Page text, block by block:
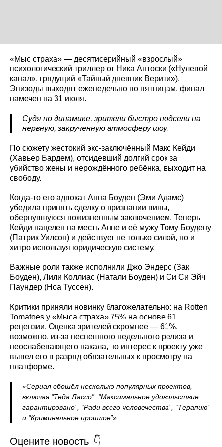
«Мыс страха» — десятисерийный «взрослый»
психологический триллер от Ника Антоски («Нулевой
канал», грядущий «Тайный дневник Верити»).
Эпизоды выходят еженедельно по пятницам, финал
намечен на 31 июля.
Судя по динамике, зрители быстро подсели на
нервную, закрученную атмосферу шоу.
По сюжету жестокий экс-заключённый Макс Кейди
(Хавьер Бардем), отсидевший долгий срок за
убийство жены и нерождённого ребёнка, выходит на
свободу.
Когда-то его адвокат Анна Боуден (Эми Адамс)
убедила принять сделку о признании вины,
обернувшуюся пожизненным заключением. Теперь
Кейди нацелен на месть Анне и её мужу Тому Боудену
(Патрик Уилсон) и действует не только силой, но и
хитро используя юридическую систему.
Важные роли также исполнили Джо Эндерс (Зак
Боуден), Лили Коллиас (Натали Боуден) и Си Си Эйч
Паундер (Ноа Туссен).
Критики приняли новинку благожелательно: на Rotten
Tomatoes у «Мыса страха» 75% на основе 61
рецензии. Оценка зрителей скромнее — 61%,
возможно, из‑за неспешного недельного релиза и
неослабевающего накала, но интерес к проекту уже
вывел его в разряд обязательных к просмотру на
платформе.
«Сериал обошёл несколько популярных проектов,
включая “Теда Лассо”, “Максимальное удовольствие
гарантировано”, “Ради всего человечества”, “Терапию”
и “Криминальное прошлое”».
Оцените новость